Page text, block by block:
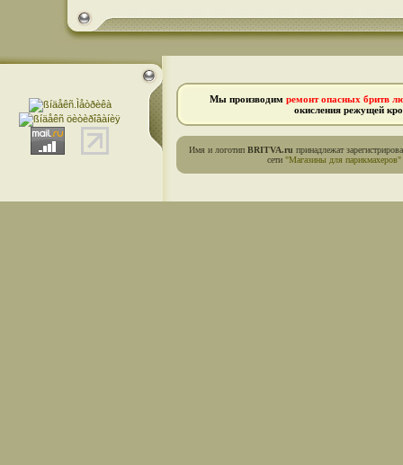
Мы производим ремонт опасных бритв
окисления режущей
Имя и логотип BRITVA.ru принадлежат
сети "Магазины для парикмахеров"